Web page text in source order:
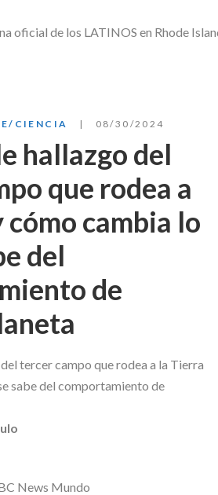
CIENCIA 08/30/2024
hallazgo del
que rodea a
cambia lo
del
de
News Mundo